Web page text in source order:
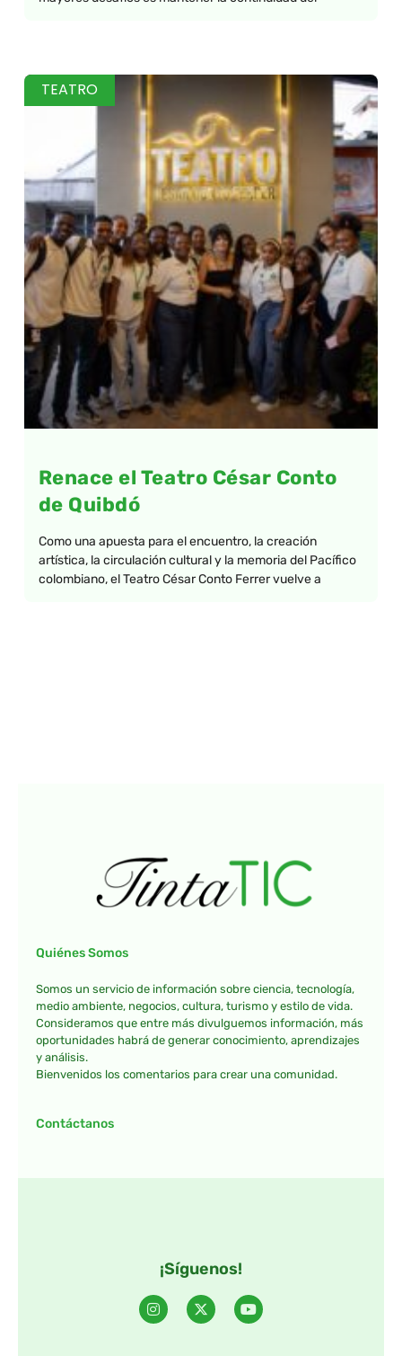
TEATRO
Renace el Teatro César Conto
de Quibdó
Como una apuesta para el encuentro, la creación
artística, la circulación cultural y la memoria del Pacífico
colombiano, el Teatro César Conto Ferrer vuelve a
Quiénes Somos
Somos un servicio de información sobre ciencia, tecnología,
medio ambiente, negocios, cultura, turismo y estilo de vida.
Consideramos que entre más divulguemos información, más
oportunidades habrá de generar conocimiento, aprendizajes
y análisis.
Bienvenidos los comentarios para crear una comunidad.
Contáctanos
¡Síguenos!